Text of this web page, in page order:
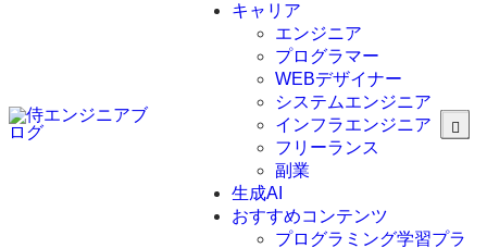
C言語
C#
VBA
Go言語
Kotlin
Java
JavaScript
Swift
Ruby
キャリア
エンジニア
プログラマー
WEBデザイナー
システムエンジニア
インフラエンジニア
フリーランス
副業
生成AI
おすすめコンテンツ
プログラミング学習プラ